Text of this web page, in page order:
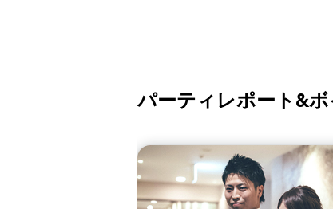
パーティレポート&ボ